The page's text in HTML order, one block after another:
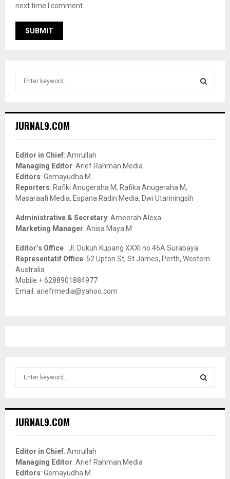
next time I comment.
h
o
r
:
JURNAL9.COM
Editor in Chief: Amrullah
Managing Editor: Arief Rahman Media
Editors: Gemayudha M
Reporters: Rafiki Anugeraha M, Rafika Anugeraha M,
Masaraafi Media, Espana Radin Media, Dwi Utariningsih
Administrative & Secretary: Ameerah Alexa
Marketing Manager: Anisa Maya M
Editor’s Office : Jl. Dukuh Kupang XXXI no.46A Surabaya
Representatif Office: 52 Upton St, St James, Perth, Western
Australia
Mobile:+ 6288901884977
Email: ariefrmedia@yahoo.com
h
o
r
:
JURNAL9.COM
Editor in Chief: Amrullah
Managing Editor: Arief Rahman Media
Editors: Gemayudha M